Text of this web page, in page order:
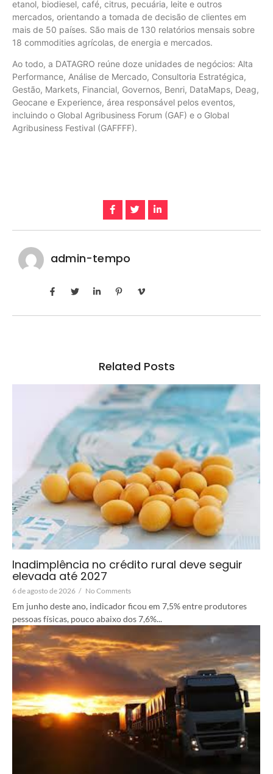
etanol, biodiesel, café, citrus, pecuária, leite e outros
mercados, orientando a tomada de decisão de clientes em
mais de 50 países. São mais de 130 relatórios mensais sobre
18 commodities agrícolas, de energia e mercados.
Ao todo, a DATAGRO reúne doze unidades de negócios: Alta
Performance, Análise de Mercado, Consultoria Estratégica,
Gestão, Markets, Financial, Governos, Benri, DataMaps, Deag,
Geocane e Experience, área responsável pelos eventos,
incluindo o Global Agribusiness Forum (GAF) e o Global
Agribusiness Festival (GAFFFF).
admin-tempo
Related Posts
Inadimplência no crédito rural deve seguir
elevada até 2027
6 de agosto de 2026 / No Comments
Em junho deste ano, indicador ficou em 7,5% entre produtores
pessoas físicas, pouco abaixo dos 7,6%...